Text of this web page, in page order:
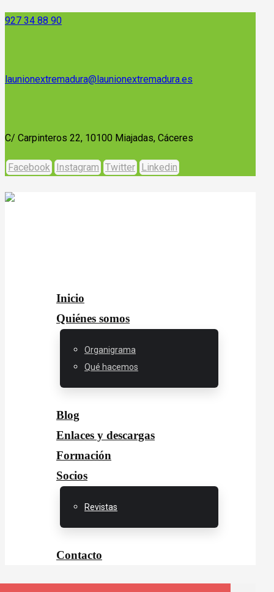
927 34 88 90
launionextremadura@launionextremadura.es
C/ Carpinteros 22, 10100 Miajadas, Cáceres
Facebook Instagram Twitter Linkedin
Inicio
Quiénes somos
Organigrama
Qué hacemos
Blog
Enlaces y descargas
Formación
Socios
Revistas
Contacto